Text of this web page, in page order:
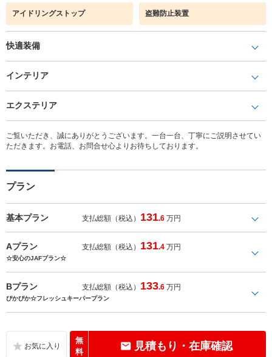
アイドリングストップ 盗難防止装置
快適装備
インテリア
エクステリア
ご覧いただき、誠にありがとうございます。一台一台、丁寧にご説明させてい
ただきます。お電話、お問合せ心よりお待ちしております。
プラン
基本プラン 支払総額（税込） 131.6 万円
Aプラン 支払総額（税込） 131.4 万円
☆安心のJAFプラン☆
Bプラン 支払総額（税込） 133.6 万円
ぴかぴか☆フレッシュキーパープラン
無
料
見積もり・在庫確認